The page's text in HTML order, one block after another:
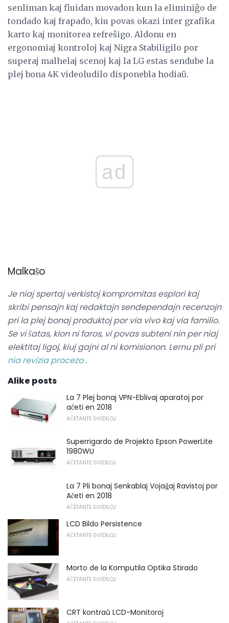
senliman kaj fluidan movadon kun la eliminiĝo de
tondado kaj frapado, kiu povas okazi inter grafika
karto kaj monitorea refreŝigo. Aldonu en
ergonomiaj kontroloj kaj Nigra Stabiligilo por
superaj malhelaj scenoj kaj la LG estas sendube la
plej bona 4K videoludilo disponebla hodiaŭ.
ad
Malkaŝo
Je niaj spertaj verkistoj kompromitas esplori kaj
skribi pensajn kaj redaktajn sendependajn recenzojn
pri la plej bonaj produktoj por via vivo kaj via familio.
Se vi ŝatas, kion ni faros, vi povas subteni nin per niaj
elektitaj ligoj, kiuj gajni al ni komisionon. Lernu pli pri
nia revizia procezo.
Alike posts
La 7 Plej bonaj VPN-Eblivaj aparatoj por
aĉeti en 2018
AĈETANTE GVIDILOJ
Superrigardo de Projekto Epson PowerLite
1980WU
AĈETANTE GVIDILOJ
La 7 Pli bonaj Senkablaj Vojaĝaj Ravistoj por
Aĉeti en 2018
AĈETANTE GVIDILOJ
LCD Bildo Persistence
AĈETANTE GVIDILOJ
Morto de la Komputila Optika Stirado
AĈETANTE GVIDILOJ
CRT kontraŭ LCD-Monitoroj